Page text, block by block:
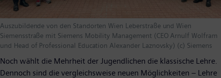
Auszubildende von den Standorten Wien Leberstraße und Wien
Siemensstraße mit Siemens Mobility Management (CEO Arnulf Wolfram
und Head of Professional Education Alexander Laznovsky) (c) Siemens
Noch wählt die Mehrheit der Jugendlichen die klassische Lehre.
Dennoch sind die vergleichsweise neuen Möglichkeiten – Lehre